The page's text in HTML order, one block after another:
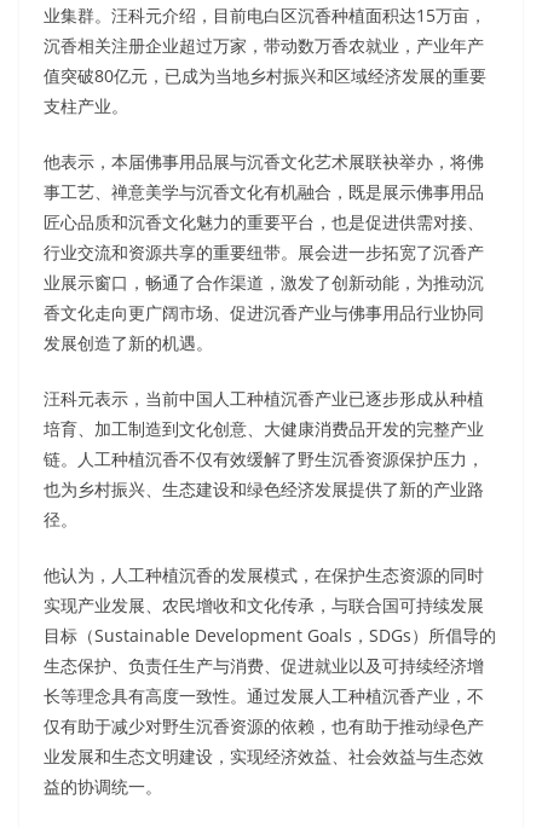
业集群。汪科元介绍，目前电白区沉香种植面积达15万亩，
沉香相关注册企业超过万家，带动数万香农就业，产业年产
值突破80亿元，已成为当地乡村振兴和区域经济发展的重要
支柱产业。
他表示，本届佛事用品展与沉香文化艺术展联袂举办，将佛
事工艺、禅意美学与沉香文化有机融合，既是展示佛事用品
匠心品质和沉香文化魅力的重要平台，也是促进供需对接、
行业交流和资源共享的重要纽带。展会进一步拓宽了沉香产
业展示窗口，畅通了合作渠道，激发了创新动能，为推动沉
香文化走向更广阔市场、促进沉香产业与佛事用品行业协同
发展创造了新的机遇。
汪科元表示，当前中国人工种植沉香产业已逐步形成从种植
培育、加工制造到文化创意、大健康消费品开发的完整产业
链。人工种植沉香不仅有效缓解了野生沉香资源保护压力，
也为乡村振兴、生态建设和绿色经济发展提供了新的产业路
径。
他认为，人工种植沉香的发展模式，在保护生态资源的同时
实现产业发展、农民增收和文化传承，与联合国可持续发展
目标（Sustainable Development Goals，SDGs）所倡导的
生态保护、负责任生产与消费、促进就业以及可持续经济增
长等理念具有高度一致性。通过发展人工种植沉香产业，不
仅有助于减少对野生沉香资源的依赖，也有助于推动绿色产
业发展和生态文明建设，实现经济效益、社会效益与生态效
益的协调统一。